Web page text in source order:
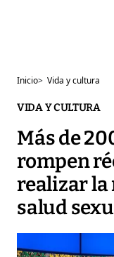
Inicio> Vida y cultura
VIDA Y CULTURA
Más de
rompen
realizar la
salud